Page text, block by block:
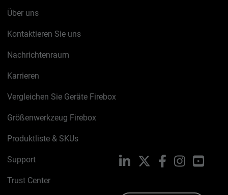
Über uns
Kontaktieren Sie uns
Nachrichtenraum
Karrieren
Vergleichen Sie Geräte Firebox
Größenwerkzeug Firebox
Produktliste & SKUs
Support
Trust Center
LinkedIn FacebookInstagram